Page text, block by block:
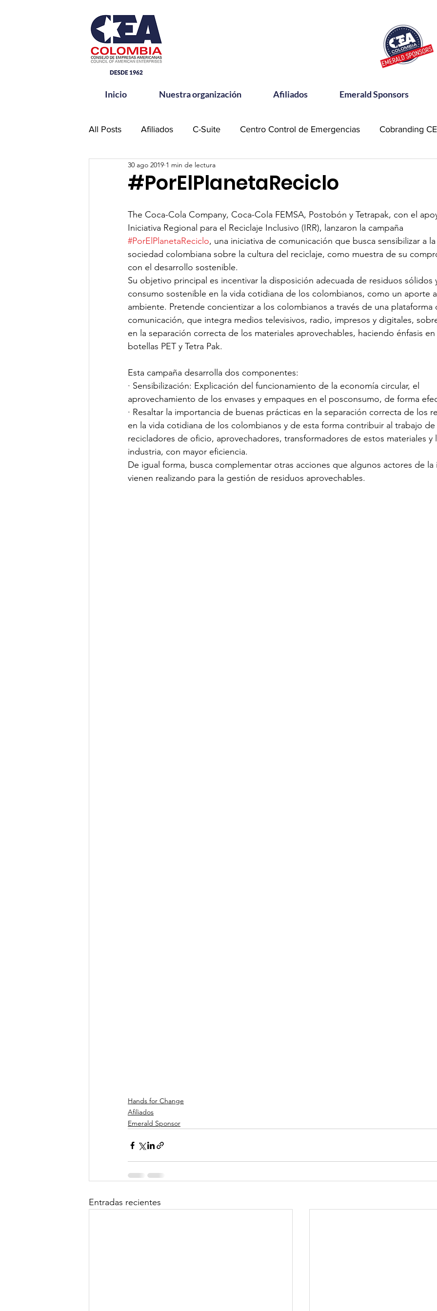
Inicio Nuestra organización Afiliados Emerald Sponsors
All Posts Afiliados C-Suite Centro Control de Emergencias Cobranding
Comité de Seguridad CEA-OSAC
Clima de Negocios Gestión de talento humano Sostenibilidad Seguridad
OSAC NotiCEA
#PorElPlanetaReciclo
30 ago 2019 1 min de lectura
The Coca-Cola Company, Coca-Cola FEMSA, Postobón y Tetrapak, con el
Iniciativa Regional para el Reciclaje Inclusivo (IRR), lanzaron la campaña
#PorElPlanetaReciclo, una iniciativa de comunicación que busca sensibilizar a la
sociedad colombiana sobre la cultura del reciclaje, como muestra de su
con el desarrollo sostenible.
Su objetivo principal es incentivar la disposición adecuada de residuos sólidos
consumo sostenible en la vida cotidiana de los colombianos, como un aporte
ambiente. Pretende concientizar a los colombianos a través de una plataforma
comunicación, que integra medios televisivos, radio, impresos y digitales,
en la separación correcta de los materiales aprovechables, haciendo énfasis en
botellas PET y Tetra Pak.
Esta campaña desarrolla dos componentes:
· Sensibilización: Explicación del funcionamiento de la economía circular, el
aprovechamiento de los envases y empaques en el posconsumo, de forma
· Resaltar la importancia de buenas prácticas en la separación correcta de los
en la vida cotidiana de los colombianos y de esta forma contribuir al trabajo de
recicladores de oficio, aprovechadores, transformadores de estos materiales y
industria, con mayor eficiencia.
De igual forma, busca complementar otras acciones que algunos actores de la
vienen realizando para la gestión de residuos aprovechables.
Hands for Change
Afiliados
Emerald Sponsor
Entradas recientes